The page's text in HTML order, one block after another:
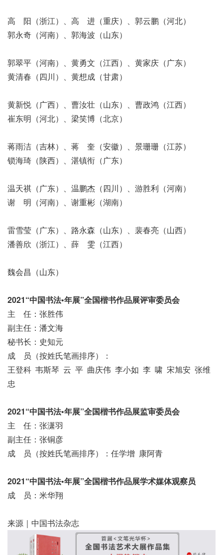
高 阳（浙江）、高 进（重庆）、郭云鹏（河北）
郭永奇（河南）、郭海波（山东）
郭翠平（河南）、黄勇文（江西）、黄家庆（广东）
黄清春（四川）、黄想成（甘肃）
黄新悦（广西）、曹汝壮（山东）、曹政鸿（江西）
崔东明（河北）、梁笑博（北京）
蒋雨洁（吉林）、蒋 奎（安徽）、景珊珊（江苏）
锁海琦（陕西）、湛镇衔（广东）
温天祺（广东）、温鹏杰（四川）、游胜利（河南）
谢 明（河南）、谢重彬（湖南）
雷雪莹（广东）、路永森（山东）、裴春亮（山西）
潘善欣（浙江）、薛 雯（江西）
魏会昌（山东）
2021“中国书法•年展”全国楷书作品展评审委员会
主 任：张胜伟
副主任：潘文海
秘书长：史知元
成 员（按姓氏笔画排序）：
王登科 韦斯琴 云 平 曲庆伟 李小如 李 啸 宋旭安 张维
忠
2021“中国书法•年展”全国楷书作品展监审委员会
主 任：张潇羽
副主任：张铜彦
成 员（按姓氏笔画排序）：任学增 康阿青
2021“中国书法•年展”全国楷书作品展学术媒体观察员
成 员：米华翔
来源｜中国书法杂志